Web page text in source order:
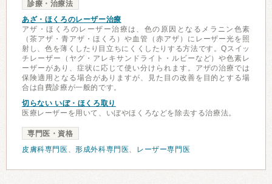
診療・治療法
あざ・ほくろのレーザー治療
アザ・ほくろのレーザー治療は、色の原因となるメラニン色素
（茶アザ・青アザ・ほくろ）や血管（赤アザ）にレーザー光を照
射し、色を薄くしたり目立ちにくくしたりする方法です。Qスイッ
チレーザー（ヤグ・アレキサンドライト・ルビーなど）や色素レ
ーザーがあり、症状に応じて使い分けられます。アザの治療では
保険適用となる場合がありますが、見た目の改善を目的とする場
合は自費診療が一般的です。
切らない いぼ・ほくろ取り
医療レーザーを用いて、いぼやほくろなどを除去する治療法。
専門医・資格
皮膚科専門医 、形成外科専門医、 レーザー専門医